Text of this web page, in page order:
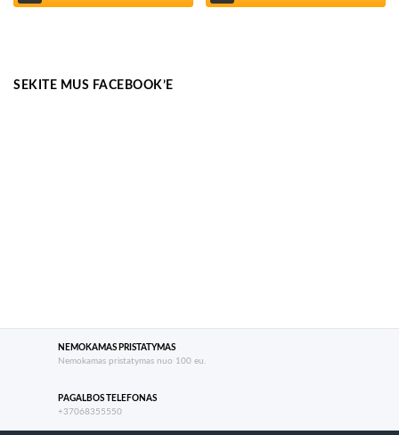
SEKITE MUS FACEBOOK’E
NEMOKAMAS PRISTATYMAS
Nemokamas pristatymas nuo 100 eu.
PAGALBOS TELEFONAS
+37068355550